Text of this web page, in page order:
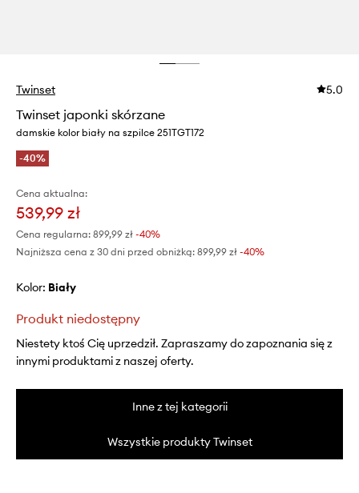
Twinset 5.0
Twinset japonki skórzane
damskie kolor biały na szpilce 251TGT172
-40%
Cena aktualna:
539,99 zł
Cena regularna: 899,99 zł -40%
Najniższa cena z 30 dni przed obniżką: 899,99 zł -40%
Kolor: biały
Produkt niedostępny
Niestety ktoś Cię uprzedził. Zapraszamy do zapoznania się z
innymi produktami z naszej oferty.
Inne z tej kategorii
Wszystkie produkty Twinset